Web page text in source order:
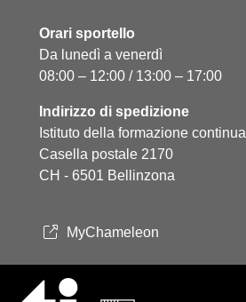
Orari sportello
Da lunedì a venerdì
08:00 – 12:00 / 13:00 – 17:00
Indirizzo di spedizione
Istituto della formazione continua
Casella postale 2170
CH - 6501 Bellinzona
MyChameleon